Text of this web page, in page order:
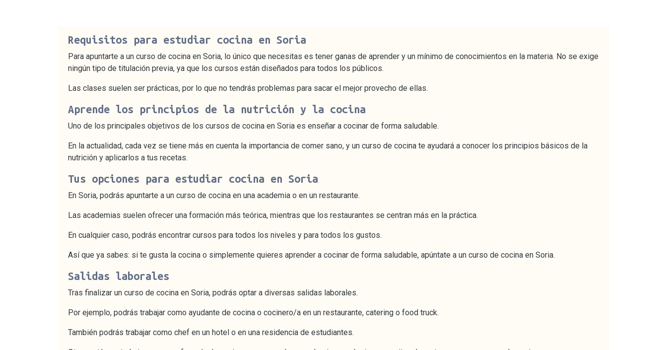
Requisitos para estudiar cocina en Soria
Para apuntarte a un curso de cocina en Soria, lo único que necesitas es tener ganas de aprender y un mínimo de conocimientos en la materia. No se exige
ningún tipo de titulación previa, ya que los cursos están diseñados para todos los públicos.
Las clases suelen ser prácticas, por lo que no tendrás problemas para sacar el mejor provecho de ellas.
Aprende los principios de la nutrición y la cocina
Uno de los principales objetivos de los cursos de cocina en Soria es enseñar a cocinar de forma saludable.
En la actualidad, cada vez se tiene más en cuenta la importancia de comer sano, y un curso de cocina te ayudará a conocer los principios básicos de la
nutrición y aplicarlos a tus recetas.
Tus opciones para estudiar cocina en Soria
En Soria, podrás apuntarte a un curso de cocina en una academia o en un restaurante.
Las academias suelen ofrecer una formación más teórica, mientras que los restaurantes se centran más en la práctica.
En cualquier caso, podrás encontrar cursos para todos los niveles y para todos los gustos.
Así que ya sabes: si te gusta la cocina o simplemente quieres aprender a cocinar de forma saludable, apúntate a un curso de cocina en Soria.
Salidas laborales
Tras finalizar un curso de cocina en Soria, podrás optar a diversas salidas laborales.
Por ejemplo, podrás trabajar como ayudante de cocina o cocinero/a en un restaurante, catering o food truck.
También podrás trabajar como chef en un hotel o en una residencia de estudiantes.